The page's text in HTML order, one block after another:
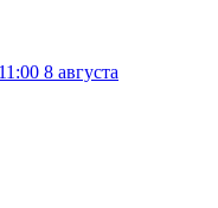
11:00 8 августа